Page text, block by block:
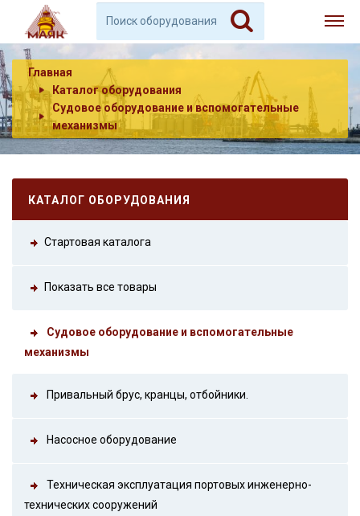
Главная
Каталог оборудования
Судовое оборудование и вспомогательные
механизмы
КАТАЛОГ ОБОРУДОВАНИЯ
Стартовая каталога
Показать все товары
Судовое оборудование и вспомогательные
механизмы
Привальный брус, кранцы, отбойники.
Насосное оборудование
Техническая эксплуатация портовых инженерно-
технических сооружений